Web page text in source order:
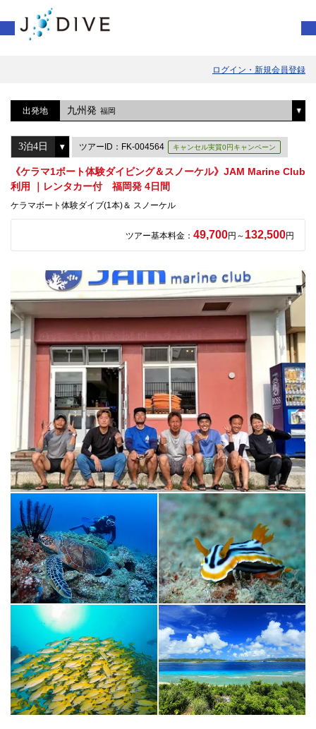
ログイン・新規会員登録
出発地 九州発 福岡
ツアーID：FK-004564 キャンセル実質0円キャンペーン
《ケラマ1ボート体験ダイビング＆スノーケル》JAM Marine Club
利用 ｜レンタカー付 福岡発 4日間
ケラマボート体験ダイブ(1本)＆ スノーケル
ツアー基本料金： 49,700円～ 132,500円